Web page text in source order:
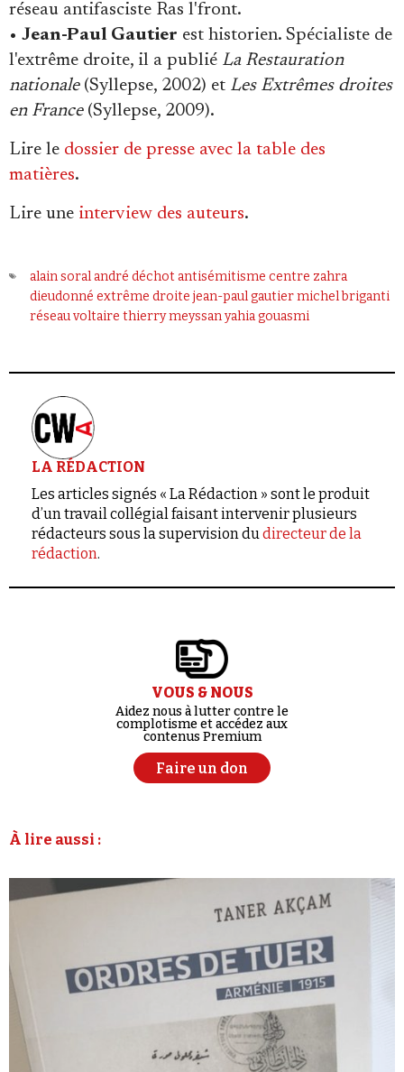
réseau antifasciste Ras l'front.
• Jean-Paul Gautier est historien. Spécialiste de
l'extrême droite, il a publié La Restauration
nationale(Syllepse, 2002) et Les Extrêmes droites
en France(Syllepse, 2009).
Lire le dossier de presse avec la table des
matières.
Lire une interview des auteurs.
alain soral andré déchot antisémitisme centre zahra
dieudonné extrême droite jean-paul gautier michel briganti
réseau voltaire thierry meyssan yahia gouasmi
LA RÉDACTION
Les articles signés « La Rédaction » sont le produit
d’un travail collégial faisant intervenir plusieurs
rédacteurs sous la supervision dudirecteur de la
rédaction.
VOUS & NOUS
Aidez nous à lutter contre le
complotisme et accédez aux
contenus Premium
Faire un don
À lire aussi :